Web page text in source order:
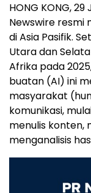
HONG KONG,
Newswire resmi
di Asia Pasifik.
Utara dan
Afrika pada
buatan (AI) ini
masyarakat
komunikasi,
menulis konten,
menganalisis